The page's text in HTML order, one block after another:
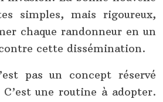
simples, mais rigoureux,
chaque randonneur en un
cette dissémination.
pas un concept réservé
une routine à adopter.